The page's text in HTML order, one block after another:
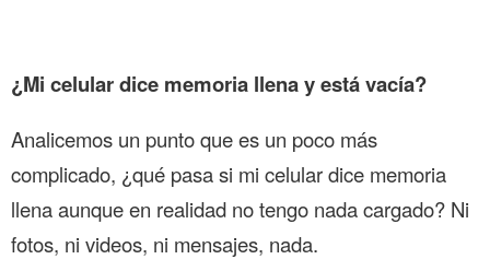
¿Mi celular dice memoria llena y está vacía?
Analicemos un punto que es un poco más
complicado, ¿qué pasa si mi celular dice memoria
llena aunque en realidad no tengo nada cargado? Ni
fotos, ni videos, ni mensajes, nada.